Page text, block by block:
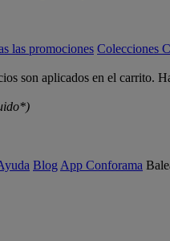
las promociones Colecciones
son aplicados en el carrito.
Blog App Conforama